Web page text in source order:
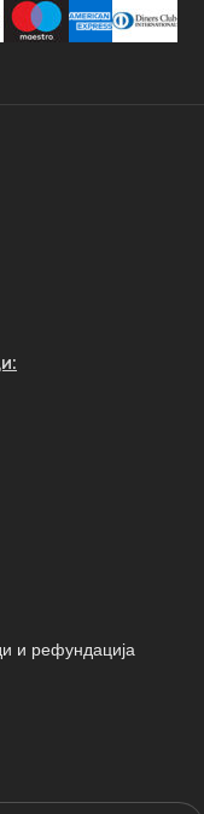
и рефундација